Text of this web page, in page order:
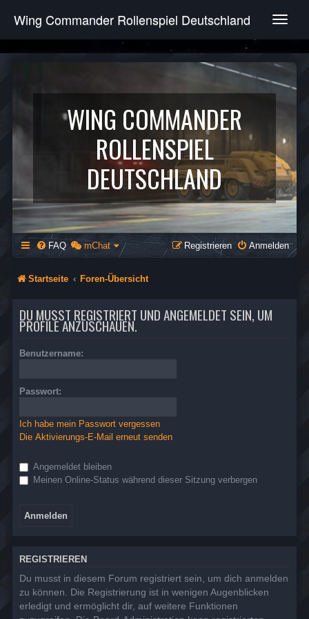
T
g
e
v
g
a
t
i
o
n
Wing Commander Rollenspiel Deutschland
WING COMMANDER
ROLLENSPIEL
DEUTSCHLAND
FAQ mChat Anmelden
Registrieren
Startseite Foren-Übersicht
DU MUSST REGISTRIERT UND ANGEMELDET SEIN, UM
PROFILE ANZUSCHAUEN.
Benutzername:
Passwort:
Ich habe mein Passwort vergessen
Die Aktivierungs-E-Mail erneut senden
Angemeldet bleiben
Meinen Online-Status während dieser Sitzung verbergen
REGISTRIEREN
Du musst in diesem Forum registriert sein, um dich anmelden
zu können. Die Registrierung ist in wenigen Augenblicken
erledigt und ermöglicht dir, auf weitere Funktionen